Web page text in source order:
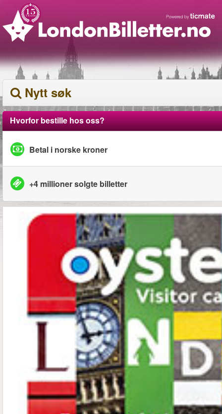
Nytt søk
Hvorfor bestille hos oss?
Betal i norske kroner
+4 millioner solgte billetter